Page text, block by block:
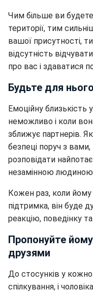
Чим більше ви
території, тим
вашої присутності,
відсутність
про вас і здаватися
Будьте для
Емоційну близькість
неможливо і коли
зближує партнерів.
безпеці поруч з вами,
розповідати
незамінною людиною
Кожен раз, коли йому
підтримка, він буде
реакцію, поведінку
Пропонуйте
друзями
До стосунків у
спілкування, і